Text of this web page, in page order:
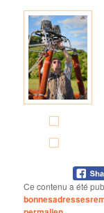
Ce contenu a été